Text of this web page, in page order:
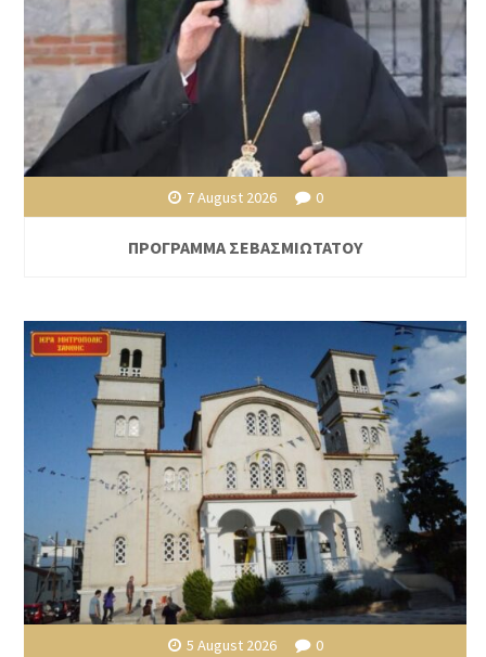
7 August 2026 0
ΠΡΟΓΡΑΜΜΑ ΣΕΒΑΣΜΙΩΤΑΤΟΥ
5 August 2026 0